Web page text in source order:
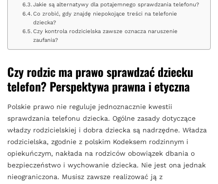
Jakie są alternatywy dla potajemnego sprawdzania telefonu?
Co zrobić, gdy znajdę niepokojące treści na telefonie
dziecka?
Czy kontrola rodzicielska zawsze oznacza naruszenie
zaufania?
Czy rodzic ma prawo sprawdzać dziecku
telefon? Perspektywa prawna i etyczna
Polskie prawo nie reguluje jednoznacznie kwestii
sprawdzania telefonu dziecka. Ogólne zasady dotyczące
władzy rodzicielskiej i dobra dziecka są nadrzędne. Władza
rodzicielska, zgodnie z polskim Kodeksem rodzinnym i
opiekuńczym, nakłada na rodziców obowiązek dbania o
bezpieczeństwo i wychowanie dziecka. Nie jest ona jednak
nieograniczona. Musisz zawsze realizować ją z